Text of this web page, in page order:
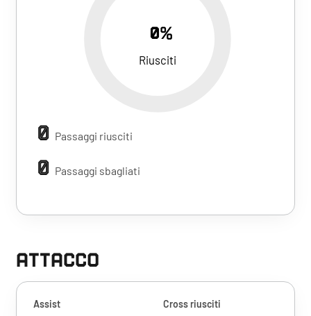
0%
Riusciti
0 Passaggi riusciti
0 Passaggi sbagliati
ATTACCO
Assist Cross riusciti